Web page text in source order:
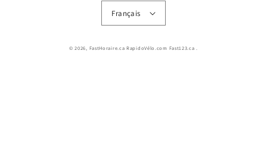
Français
© 2026, FastHoraire.ca RapidoVélo.com Fast123.ca .